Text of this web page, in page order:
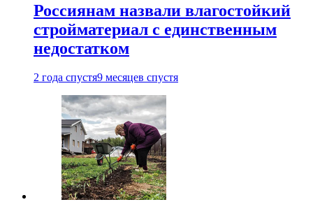
Россиянам назвали влагостойкий
стройматериал с единственным
недостатком
2 года спустя9 месяцев спустя